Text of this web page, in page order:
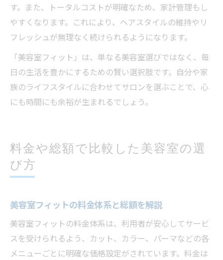
す。また、トータルコストが明確なため、家計管理もし
やすくなります。これにより、ヘアスタイルの維持やリ
フレッシュが無理なく続けられるようになります。
「美容室フィット」は、単なる美容室選びではなく、毎
日の生活を豊かにするための賢い選択肢です。自分や家
族のライフスタイルに合わせてサロンを選ぶことで、心
にも時間にも余裕が生まれるでしょう。
料金や総額で比較した美容室の選
び方
美容室フィットの料金体系と総額を解説
美容室フィットの料金体系は、利用者が安心してサービ
スを受けられるよう、カット、カラー、パーマなどの各
メニューごとに明確な価格設定がされています。料金は